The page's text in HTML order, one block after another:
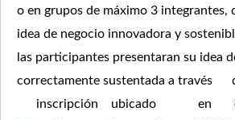
o en grupos de máximo 3 integrantes,
idea de negocio innovadora y
las participantes presentaran su idea
correctamente sustentada a
inscripción ubicado en